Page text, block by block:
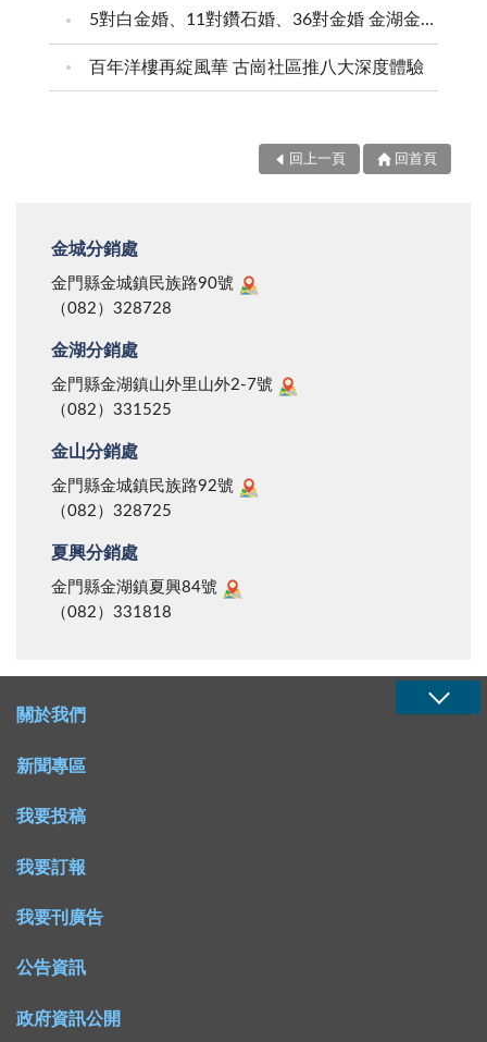
5對白金婚、11對鑽石婚、36對金婚 金湖金沙夫妻共享榮耀時刻 陳福海表揚金鑽婚夫妻 向半世紀相守家庭典範致敬
百年洋樓再綻風華 古崗社區推八大深度體驗
回上一頁 回首頁
金城分銷處
金門縣金城鎮民族路90號
（082）328728
金湖分銷處
金門縣金湖鎮山外里山外2-7號
（082）331525
金山分銷處
金門縣金城鎮民族路92號
（082）328725
夏興分銷處
金門縣金湖鎮夏興84號
（082）331818
關於我們
新聞專區
我要投稿
我要訂報
我要刊廣告
公告資訊
政府資訊公開